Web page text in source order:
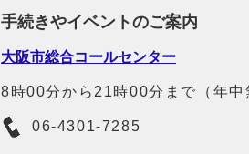
手続きやイベントのご案内
大阪市総合コールセンター
8時00分から21時00分まで（年中
06-4301-7285